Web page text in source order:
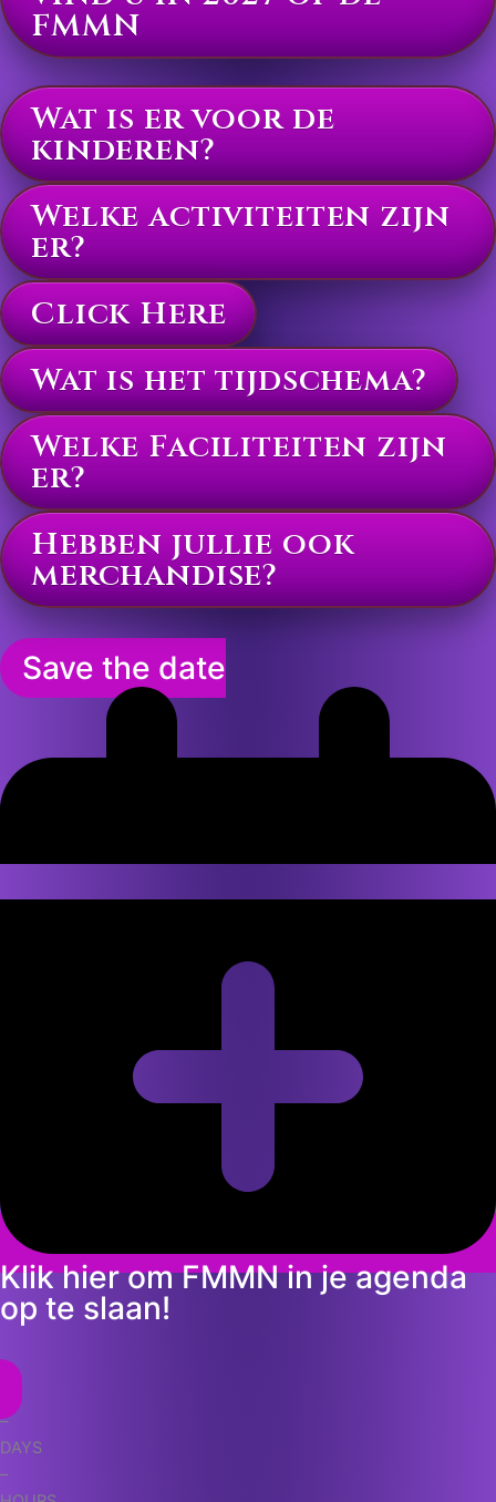
FMMN
Wat is er voor de
kinderen?
Welke activiteiten zijn
er?
Click Here
Wat is het tijdschema?
Welke Faciliteiten zijn
er?
Hebben jullie ook
merchandise?
Save the date
Klik hier om FMMN in je agenda
op te slaan!
–
DAYS
–